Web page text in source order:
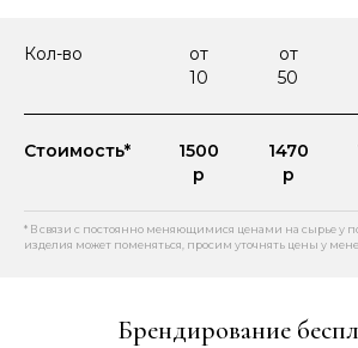
Кол-во
от
10
от
50
Стоимость*
1500
р
1470
р
* В связи с постоянно меняющимися ценами на сырье у
изделия может поменяться, просим уточнять цены у
Брендирование